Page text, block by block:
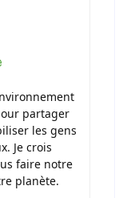
partager
les gens
Je crois
faire notre
planète.